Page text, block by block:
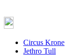
Circus Krone
Jethro Tull